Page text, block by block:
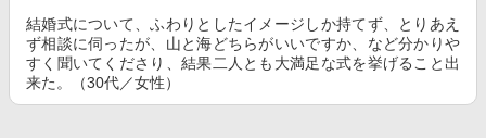
結婚式について、ふわりとしたイメージしか持てず、とりあえ
ず相談に伺ったが、山と海どちらがいいですか、など分かりや
すく聞いてくださり、結果二人とも大満足な式を挙げること出
来た。（30代／女性）